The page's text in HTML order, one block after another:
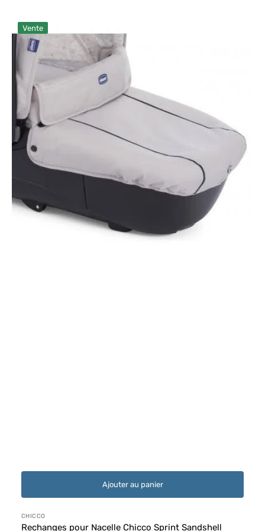
Rechanges
pour
Nacelle
Chicco
Sprint
Sandshell
Ajouter au panier
Vente
Distributeur :
CHICCO
Rechanges pour Nacelle Chicco Sprint Sandshell